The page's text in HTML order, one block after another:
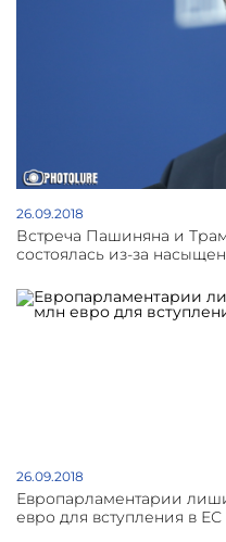
26.09.2018
Встреча Пашиняна и
состоялась из-за
26.09.2018
Европарламентарии
евро для вступления в ЕС